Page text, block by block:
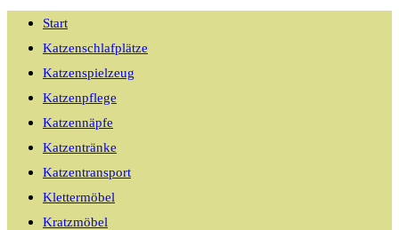
Start
Katzenschlafplätze
Katzenspielzeug
Katzenpflege
Katzennäpfe
Katzentränke
Katzentransport
Klettermöbel
Kratzmöbel